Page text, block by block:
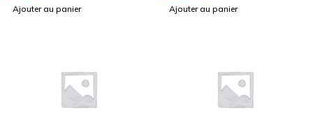
Ajouter au panier Ajouter au panier